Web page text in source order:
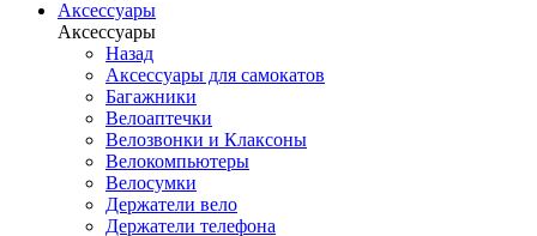
Аксессуары
Аксессуары
Назад
Аксессуары для самокатов
Багажники
Велоаптечки
Велозвонки и Клаксоны
Велокомпьютеры
Велосумки
Держатели вело
Держатели телефона